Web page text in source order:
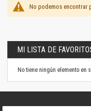
No podemos encontrar
MI LISTA DE
No tiene ningún elemento en